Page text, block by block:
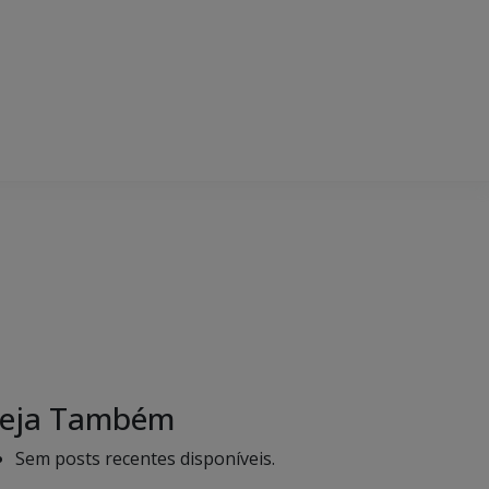
Também
Sem posts recentes disponíveis.